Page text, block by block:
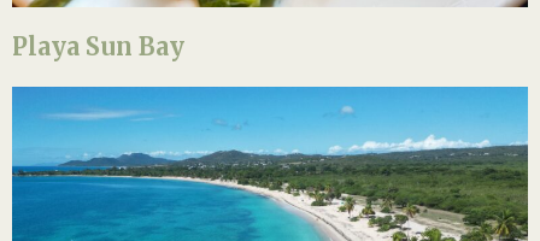
Playa Sun Bay